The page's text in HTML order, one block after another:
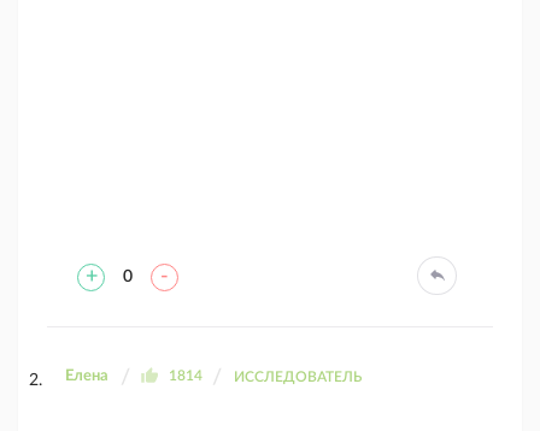
+ 0 -
Елена 1814 ИССЛЕДОВАТЕЛЬ